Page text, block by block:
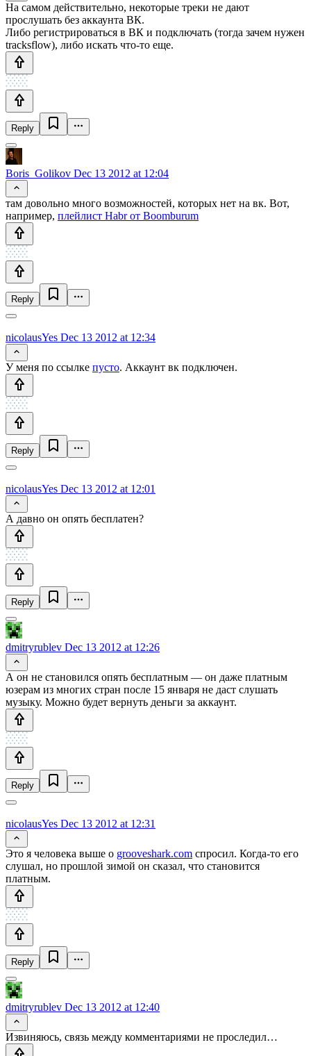
На самом действительно, некоторые треки не дают
прослушать без аккаунта ВК.
Либо регистрироваться в ВК и подключать (тогда зачем нужен
tracksflow), либо искать что-то еще.
Reply
Boris_Golikov Dec 13 2012 at 12:04
там довольно много возможностей, которых нет на вк. Вот,
например, плейлист Habr от Boomburum
Reply
nicolausYes Dec 13 2012 at 12:34
У меня по ссылке пусто. Аккаунт вк подключен.
Reply
nicolausYes Dec 13 2012 at 12:01
А давно он опять бесплатен?
Reply
dmitryrublev Dec 13 2012 at 12:26
А он не становился опять бесплатным — он даже платным
юзерам из многих стран после 15 января не даст слушать
музыку. Можно будет вернуть деньги за аккаунт.
Reply
nicolausYes Dec 13 2012 at 12:31
Это я человека выше о grooveshark.com спросил. Когда-то его
слушал, но прошлой зимой он сказал, что становится
платным.
Reply
dmitryrublev Dec 13 2012 at 12:40
Извиняюсь, связь между комментариями не проследил…